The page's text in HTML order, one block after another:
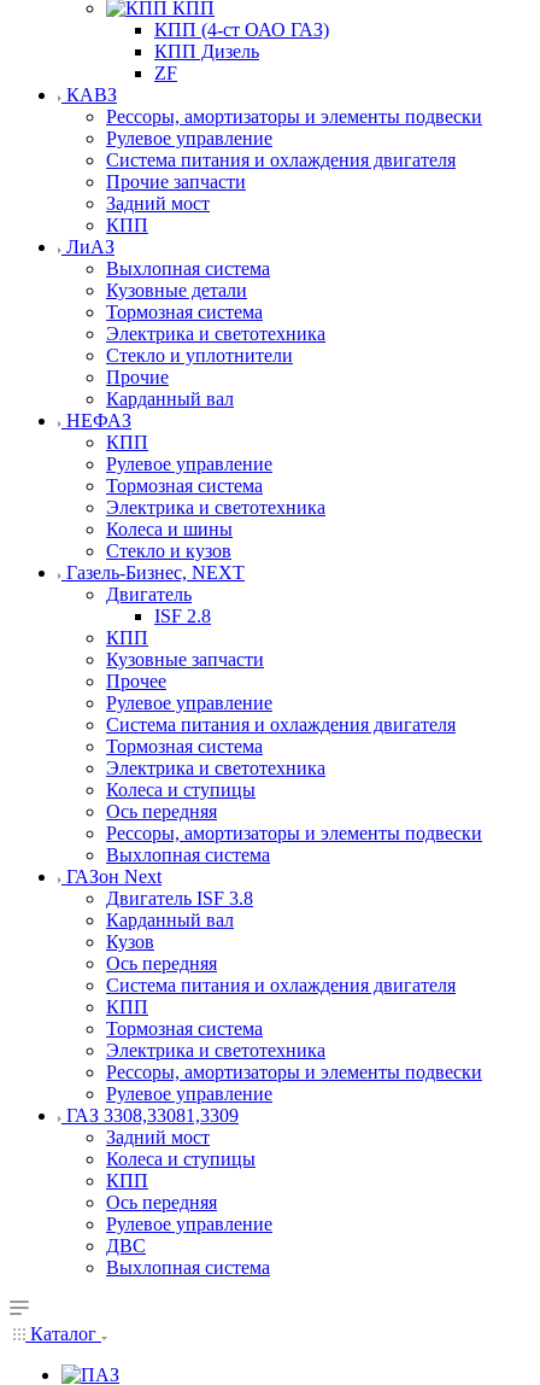
КПП
КПП (4-ст ОАО ГАЗ)
КПП Дизель
ZF
КАВЗ
Рессоры, амортизаторы и элементы подвески
Рулевое управление
Система питания и охлаждения двигателя
Прочие запчасти
Задний мост
КПП
ЛиАЗ
Выхлопная система
Кузовные детали
Тормозная система
Электрика и светотехника
Стекло и уплотнители
Прочие
Карданный вал
НЕФАЗ
КПП
Рулевое управление
Тормозная система
Электрика и светотехника
Колеса и шины
Стекло и кузов
Газель-Бизнес, NEXT
Двигатель
ISF 2.8
КПП
Кузовные запчасти
Прочее
Рулевое управление
Система питания и охлаждения двигателя
Тормозная система
Электрика и светотехника
Колеса и ступицы
Ось передняя
Рессоры, амортизаторы и элементы подвески
Выхлопная система
ГАЗон Next
Двигатель ISF 3.8
Карданный вал
Кузов
Ось передняя
Система питания и охлаждения двигателя
КПП
Тормозная система
Электрика и светотехника
Рессоры, амортизаторы и элементы подвески
Рулевое управление
ГАЗ 3308,33081,3309
Задний мост
Колеса и ступицы
КПП
Ось передняя
Рулевое управление
ДВС
Выхлопная система
Каталог